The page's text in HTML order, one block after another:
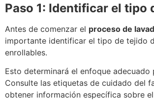
Paso 1: Identificar el tipo
Antes de comenzar el proceso de
importante identificar el tipo de tejido
enrollables.
Esto determinará el enfoque adecuado
Consulte las etiquetas de cuidado del
obtener información específica sobre